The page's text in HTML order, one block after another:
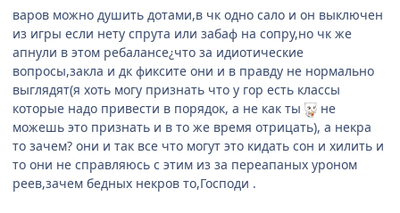
варов можно душить дотами,в чк одно сало и он выключен
из игры если нету спрута или забаф на сопру,но чк же
апнули в этом ребалансе¿что за идиотические
вопросы,закла и дк фиксите они и в правду не нормально
выглядят(я хоть могу признать что у гор есть классы
которые надо привести в порядок, а не как ты
не
можешь это признать и в то же время отрицать), а некра
то зачем? они и так все что могут это кидать сон и хилить и
то они не справляюсь с этим из за переапаных уроном
реев,зачем бедных некров то,Господи .